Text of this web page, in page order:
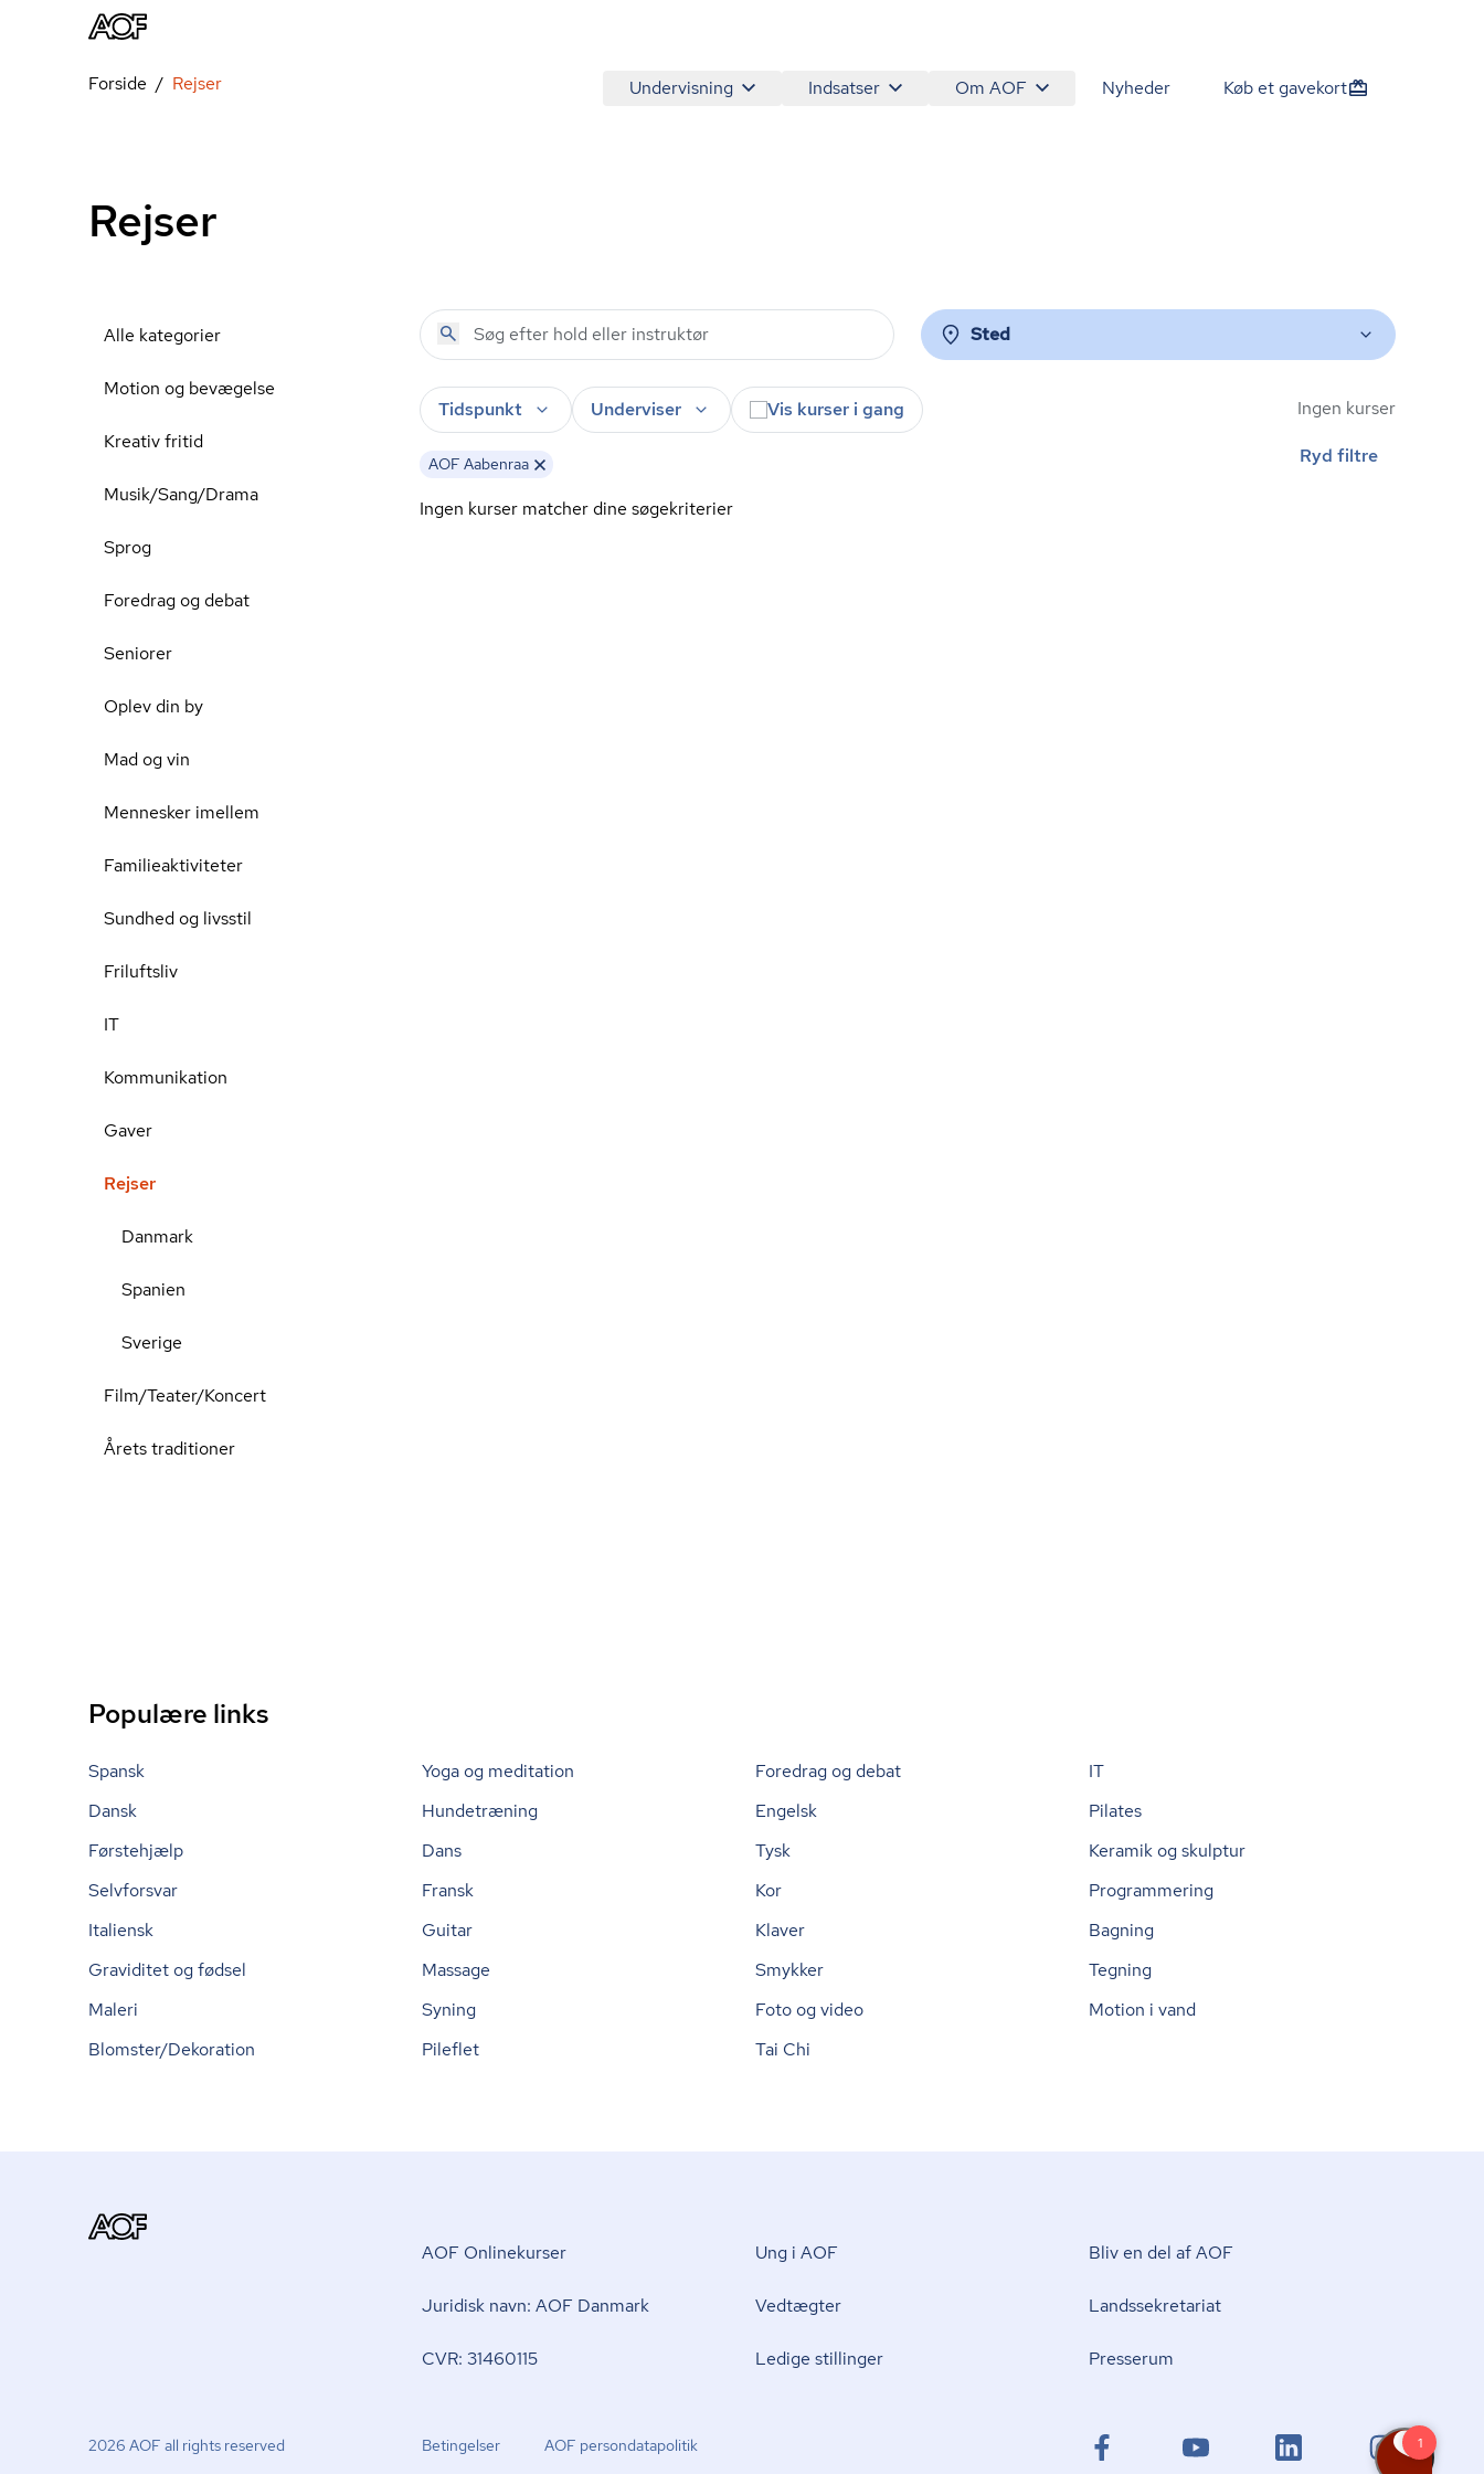
Undervisning Indsatser Om AOF Nyheder Køb et gavekort
Forside Rejser
Rejser
Alle kategorier
Motion og bevægelse
Kreativ fritid
Musik/Sang/Drama
Sprog
Foredrag og debat
Seniorer
Oplev din by
Mad og vin
Mennesker imellem
Familieaktiviteter
Sundhed og livsstil
Friluftsliv
IT
Kommunikation
Gaver
Rejser
Danmark
Spanien
Sverige
Film/Teater/Koncert
Årets traditioner
Sted
Tidspunkt Underviser Vis kurser i gang
AOF Aabenraa
Ingen kurser
Ryd filtre
Ingen kurser matcher dine søgekriterier
Populære links
Spansk Yoga og meditation Foredrag og debat
IT
Dansk
Hundetræning Engelsk
Pilates
Førstehjælp
Dans Tysk
Keramik og skulptur
Selvforsvar
Fransk Kor
Programmering
Italiensk
Guitar Klaver
Bagning
Graviditet og fødsel
Massage Smykker
Tegning
Maleri
Syning Foto og video
Motion i vand
Blomster/Dekoration
Pileflet Tai Chi
AOF Onlinekurser
Juridisk navn: AOF Danmark
CVR: 31460115
Ung i AOF
Vedtægter
Ledige stillinger
Bliv en del af AOF
Lands­se­kre­ta­ri­at
Presserum
2026 AOF all rights reserved Betingelser
AOF per­son­da­ta­po­li­tik